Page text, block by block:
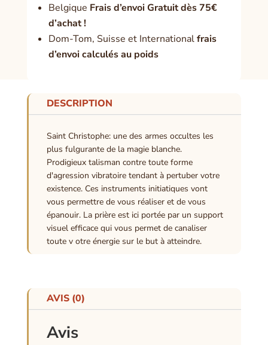
Belgique Frais d’envoi Gratuit dès 75€
d’achat !
Dom-Tom, Suisse et Internationalfrais
d’envoi calculés au poids
DESCRIPTION
Saint Christophe: une des armes occultes les
plus fulgurante de la magie blanche.
Prodigieux talisman contre toute forme
d'agression vibratoire tendant à pertuber votre
existence. Ces instruments initiatiques vont
vous permettre de vous réaliser et de vous
épanouir. La prière est ici portée par un support
visuel efficace qui vous permet de canaliser
toute v otre énergie sur le but à atteindre.
AVIS (0)
Avis